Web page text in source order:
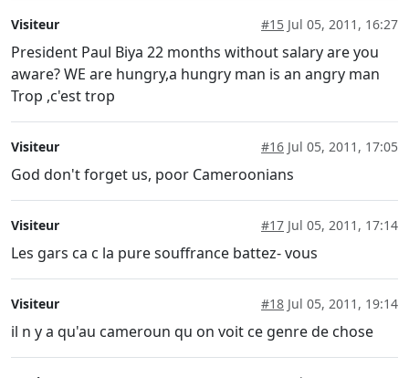
Visiteur #15 Jul 05, 2011, 16:27
President Paul Biya 22 months without salary are you
aware? WE are hungry,a hungry man is an angry man
Trop ,c'est trop
Visiteur #16 Jul 05, 2011, 17:05
God don't forget us, poor Cameroonians
Visiteur #17 Jul 05, 2011, 17:14
Les gars ca c la pure souffrance battez- vous
Visiteur #18 Jul 05, 2011, 19:14
il n y a qu'au cameroun qu on voit ce genre de chose